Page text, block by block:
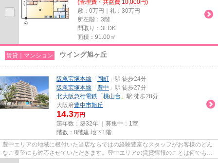
(管理費・共益費 10,000円)
敷：0万円｜礼：30万円
所在階：3階
間取り：3LDK
面積：91.00㎡
賃貸｜マンション ウイング旭ヶ丘
阪急宝塚本線 「 岡町 」駅 徒歩24分
阪急宝塚本線 「 豊中 」駅 徒歩27分
北大阪急行電鉄 「 桃山台 」駅 徒歩28分
大阪府豊中市旭丘
14.3万円
築年数：築32年 ｜募集中： 1室
階数：8階建 地下1階
豊中エリアの地域に根付いた当店ならではの経験豊富なスタッフがお客様のどん
なご要望にも対応させていただきます。豊中エリアの賃貸情報のことは何でもお